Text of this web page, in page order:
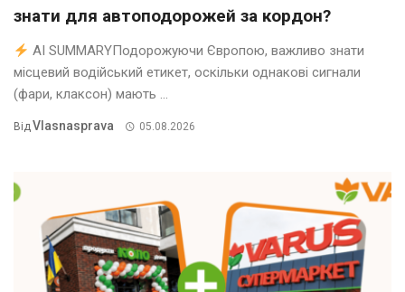
знати для автоподорожей за кордон?
AI SUMMARYПодорожуючи Європою, важливо знати
місцевий водійський етикет, оскільки однакові сигнали
(фари, клаксон) мають ...
ВідVlasnasprava 05.08.2026